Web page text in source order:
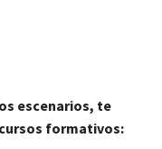
escenarios, te
formativos: